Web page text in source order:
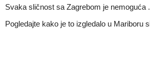
Svaka sličnost sa Zagrebom je nemoguća
Pogledajte kako je to izgledalo u Mariboru